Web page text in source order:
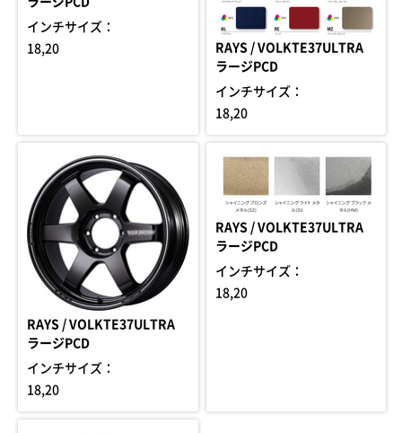
インチサイズ：
18,20
RAYS / VOLKTE37ULTRA
ラージPCD
インチサイズ：
18,20
RAYS / VOLKTE37ULTRA
ラージPCD
インチサイズ：
18,20
RAYS / VOLKTE37ULTRA
ラージPCD
インチサイズ：
18,20